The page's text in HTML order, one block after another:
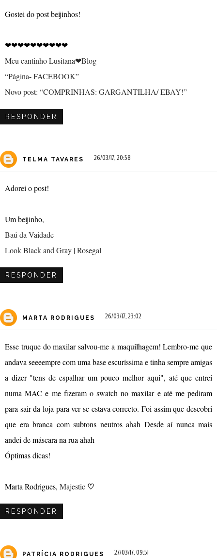
Gostei do post beijinhos!
❤❤❤❤❤❤❤❤❤❤
Meu cantinho Lusitana❤Blog
“Página- FACEBOOK”
Novo post: “COMPRINHAS: GARGANTILHA/ EBAY!”
RESPONDER
TELMA TAVARES 26/03/17, 20:58
Adorei o post!
Um beijinho,
Baú da Vaidade
Look Black and Gray | Rosegal
RESPONDER
MARTA RODRIGUES 26/03/17, 23:02
Esse truque do maxilar salvou-me a maquilhagem! Lembro-me que
andava seeeempre com uma base escuríssima e tinha sempre amigas
a dizer "tens de espalhar um pouco melhor aqui", até que entrei
numa MAC e me fizeram o swatch no maxilar e até me pediram
para sair da loja para ver se estava correcto. Foi assim que descobri
que era branca com subtons neutros ahah Desde aí nunca mais
andei de máscara na rua ahah
Óptimas dicas!
Marta Rodrigues, Majestic ♡
RESPONDER
PATRÍCIA RODRIGUES 27/03/17, 09:51